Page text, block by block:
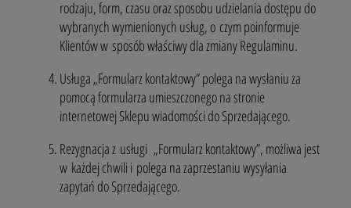
rodzaju, form, czasu oraz sposobu udzielania dostępu do
wybranych wymienionych usług, o czym poinformuje
Klientów w sposób właściwy dla zmiany Regulaminu.
Usługa „Formularz kontaktowy” polega na wysłaniu za
pomocą formularza umieszczonego na stronie
internetowej Sklepu wiadomości do Sprzedającego.
Rezygnacja z usługi „Formularz kontaktowy”, możliwa jest
w każdej chwili i polega na zaprzestaniu wysyłania
zapytań do Sprzedającego.